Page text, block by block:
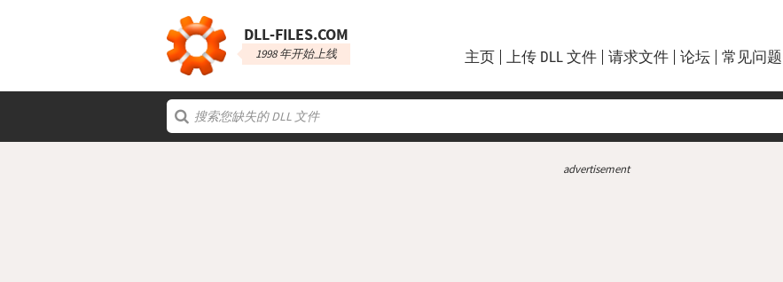
DLL‑FILES.COM
1998 年开始上线 主页 上传 DLL 文件 请求文件 论坛 常见问题
advertisement